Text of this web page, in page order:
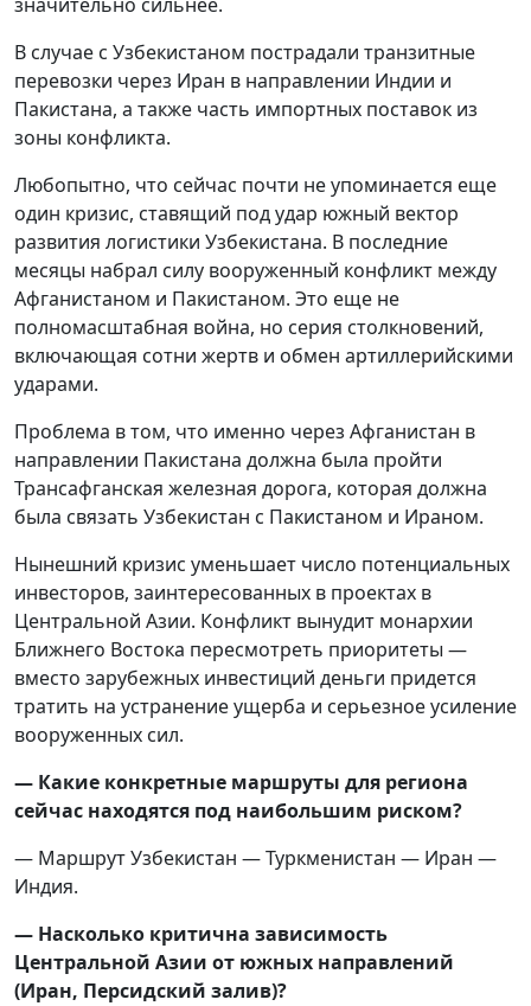
В случае с Узбекистаном пострадали транзитные
перевозки через Иран в направлении Индии и
Пакистана, а также часть импортных поставок из
зоны конфликта.
Любопытно, что сейчас почти не упоминается еще
один кризис, ставящий под удар южный вектор
развития логистики Узбекистана. В последние
месяцы набрал силу вооруженный конфликт между
Афганистаном и Пакистаном. Это еще не
полномасштабная война, но серия столкновений,
включающая сотни жертв и обмен артиллерийскими
ударами.
Проблема в том, что именно через Афганистан в
направлении Пакистана должна была пройти
Трансафганская железная дорога, которая должна
была связать Узбекистан с Пакистаном и Ираном.
Нынешний кризис уменьшает число потенциальных
инвесторов, заинтересованных в проектах в
Центральной Азии. Конфликт вынудит монархии
Ближнего Востока пересмотреть приоритеты —
вместо зарубежных инвестиций деньги придется
тратить на устранение ущерба и серьезное усиление
вооруженных сил.
— Какие конкретные маршруты для региона
сейчас находятся под наибольшим риском?
— Маршрут Узбекистан — Туркменистан — Иран —
Индия.
— Насколько критична зависимость
Центральной Азии от южных направлений
(Иран, Персидский залив)?